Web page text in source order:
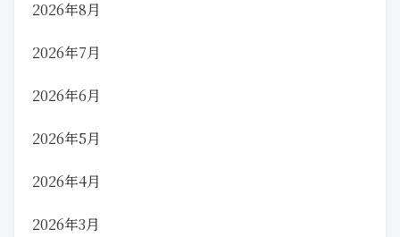
2026年8月
2026年7月
2026年6月
2026年5月
2026年4月
2026年3月